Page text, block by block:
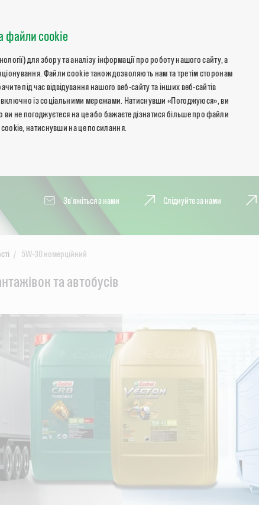
файли cookie
для збору та аналізу інформації про роботу нашого сайту, а
Файли cookie також дозволяють нам та третім сторонам
під час відвідування нашого веб-сайту та інших веб-сайтів
включно із соціальними мережами. Натиснувши «Погоджуюся», ви
не погоджуєтеся на це або бажаєте дізнатися більше про файли
натиснувши на це посилання.
Зв'яжіться з нами Слідкуйте за нами
5W-30 комерційний
та автобусів